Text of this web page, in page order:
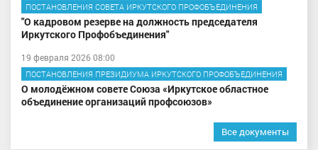
ПОСТАНОВЛЕНИЯ СОВЕТА ИРКУТСКОГО ПРОФОБЪЕДИНЕНИЯ
"О кадровом резерве на должность председателя
Иркутского Профобъединения"
19 февраля 2026 08:00
ПОСТАНОВЛЕНИЯ ПРЕЗИДИУМА ИРКУТСКОГО ПРОФОБЪЕДИНЕНИЯ
О молодёжном совете Союза «Иркутское областное
объединение организаций профсоюзов»
Все документы